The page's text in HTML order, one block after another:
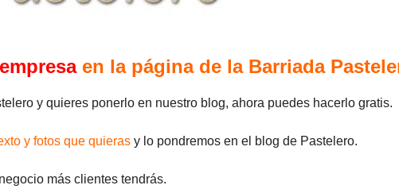
en la página de la Barriada
y quieres ponerlo en nuestro blog, ahora puedes hacerlo gratis.
y fotos que quierasy lo pondremos en el blog de Pastelero.
más clientes tendrás.